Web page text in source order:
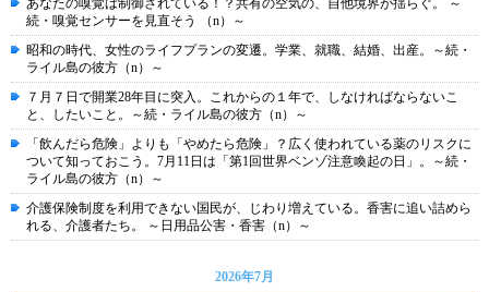
あなたの嗅覚は制御されている！？共有の空気の、自他境界が揺らぐ。 ～
続・嗅覚センサーを見直そう （n）～
昭和の時代、女性のライフプランの変遷。学業、就職、結婚、出産。～続・
ライル島の彼方（n）～
７月７日で開業28年目に突入。これからの１年で、しなければならないこ
と、したいこと。～続・ライル島の彼方（n）～
「飲んだら危険」よりも「やめたら危険」？広く使われている薬のリスクに
ついて知っておこう。7月11日は「第1回世界ベンゾ注意喚起の日」。～続・
ライル島の彼方（n）～
介護保険制度を利用できない国民が、じわり増えている。香害に追い詰めら
れる、介護者たち。 ～日用品公害・香害（n）～
2026年7月